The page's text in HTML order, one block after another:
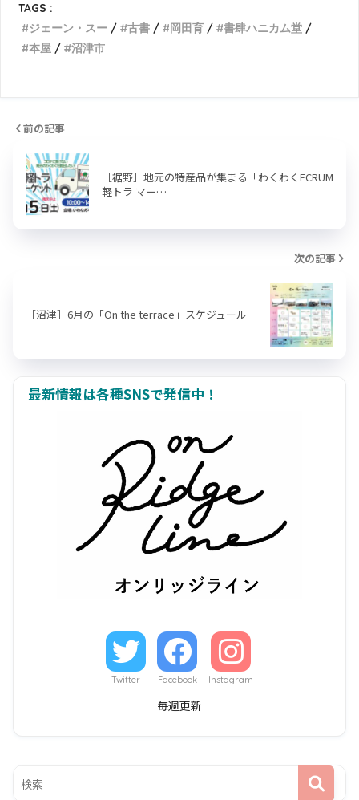
TAGS :
ジェーン・スー
古書 岡田育
書肆ハニカム堂
本屋
沼津市
前の記事
［裾野］地元の特産品が集まる「わくわくFCRUM
軽トラ マー…
次の記事
［沼津］6月の「On the terrace」スケジュール
最新情報は各種SNSで発信中！
Twitter Facebook Instagram
毎週更新